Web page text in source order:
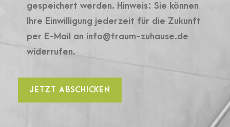
gespeichert werden. Hinweis: Sie können
Ihre Einwilligung jederzeit für die Zukunft
per E-Mail an info@traum-zuhause.de
widerrufen.